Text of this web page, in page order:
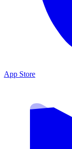
App Store